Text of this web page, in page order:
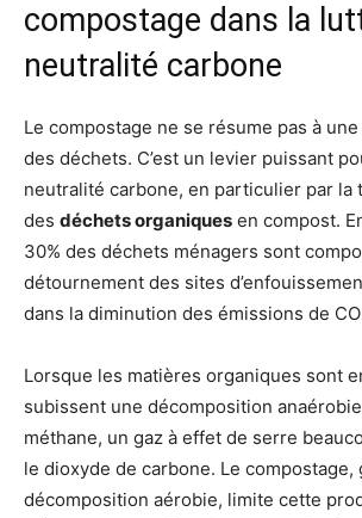
compostage dans la
neutralité carbone
Le compostage ne se résume pas à
des déchets. C’est un levier puissant
neutralité carbone, en particulier par la
des déchets organiques en compost.
30% des déchets ménagers sont
détournement des sites
dans la diminution des émissions de
Lorsque les matières organiques sont
subissent une décomposition
méthane, un gaz à effet de serre
le dioxyde de carbone. Le compostage,
décomposition aérobie, limite cette